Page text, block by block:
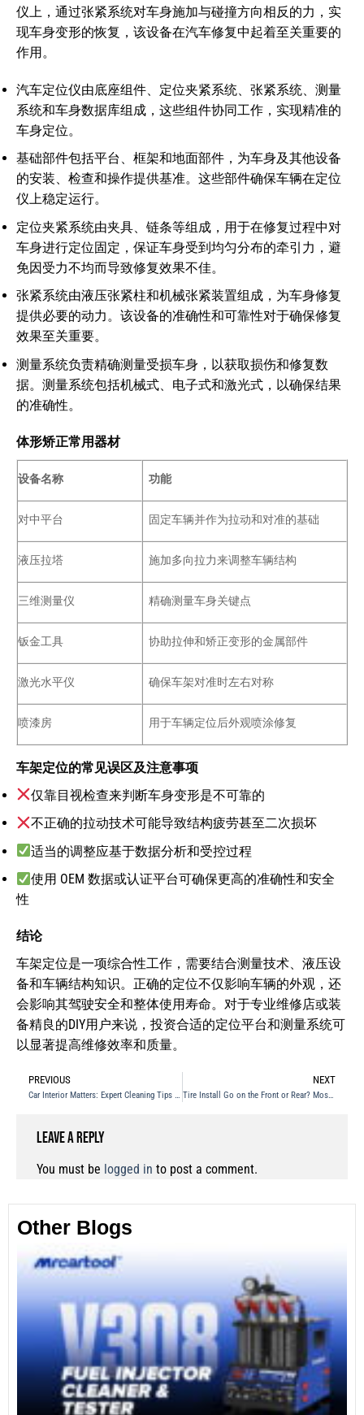
仪上，通过张紧系统对车身施加与碰撞方向相反的力，实
现车身变形的恢复，该设备在汽车修复中起着至关重要的
作用。
汽车定位仪由底座组件、定位夹紧系统、张紧系统、测量
系统和车身数据库组成，这些组件协同工作，实现精准的
车身定位。
基础部件包括平台、框架和地面部件，为车身及其他设备
的安装、检查和操作提供基准。这些部件确保车辆在定位
仪上稳定运行。
定位夹紧系统由夹具、链条等组成，用于在修复过程中对
车身进行定位固定，保证车身受到均匀分布的牵引力，避
免因受力不均而导致修复效果不佳。
张紧系统由液压张紧柱和机械张紧装置组成，为车身修复
提供必要的动力。该设备的准确性和可靠性对于确保修复
效果至关重要。
测量系统负责精确测量受损车身，以获取损伤和修复数
据。测量系统包括机械式、电子式和激光式，以确保结果
的准确性。
体形矫正常用器材
设备名称 功能
对中平台 固定车辆并作为拉动和对准的基础
液压拉塔 施加多向拉力来调整车辆结构
三维测量仪 精确测量车身关键点
钣金工具 协助拉伸和矫正变形的金属部件
激光水平仪 确保车架对准时左右对称
喷漆房 用于车辆定位后外观喷涂修复
车架定位的常见误区及注意事项
仅靠目视检查来判断车身变形是不可靠的
不正确的拉动技术可能导致结构疲劳甚至二次损坏
适当的调整应基于数据分析和受控过程
使用 OEM 数据或认证平台可确保更高的准确性和安全
性
结论
车架定位是一项综合性工作，需要结合测量技术、液压设
备和车辆结构知识。正确的定位不仅影响车辆的外观，还
会影响其驾驶安全和整体使用寿命。对于专业维修店或装
备精良的DIY用户来说，投资合适的定位平台和测量系统可
以显著提高维修效率和质量。
PREVIOUS
Car Interior Matters: Expert Cleaning Tips from a Veteran Driver
NEXT
Tire Install Go on the Front or Rear? Most People Get It Wrong!
Leave a Reply
You must be logged in to post a comment.
Other Blogs